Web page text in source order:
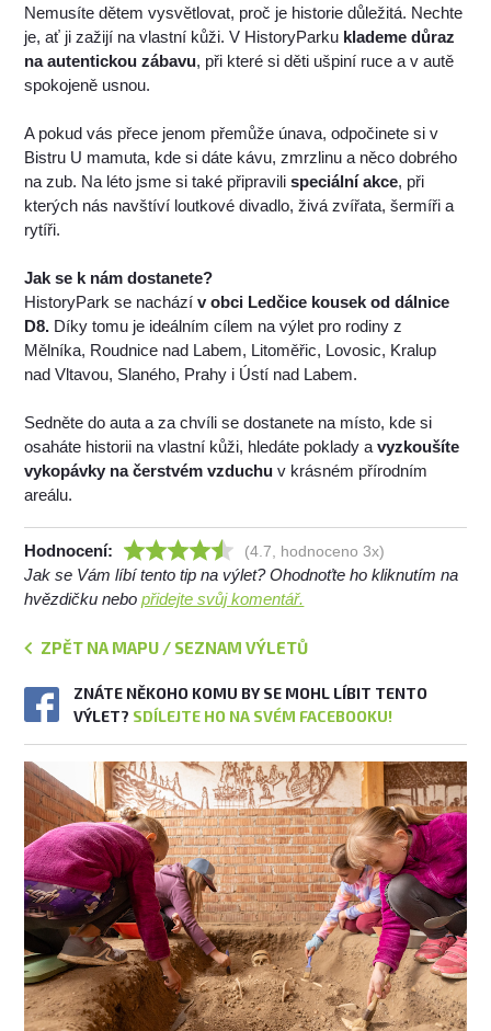
Nemusíte dětem vysvětlovat, proč je historie důležitá. Nechte
je, ať ji zažijí na vlastní kůži. V HistoryParku klademe důraz
na autentickou zábavu, při které si děti ušpiní ruce a v autě
spokojeně usnou.
A pokud vás přece jenom přemůže únava, odpočinete si v
Bistru U mamuta, kde si dáte kávu, zmrzlinu a něco dobrého
na zub. Na léto jsme si také připravilispeciální akce, při
kterých nás navštíví loutkové divadlo, živá zvířata, šermíři a
rytíři.
Jak se k nám dostanete?
HistoryPark se nacházív obci Ledčice kousek od dálnice
D8. Díky tomu je ideálním cílem na výlet pro rodiny z
Mělníka, Roudnice nad Labem, Litoměřic, Lovosic, Kralup
nad Vltavou, Slaného, Prahy i Ústí nad Labem.
Sedněte do auta a za chvíli se dostanete na místo, kde si
osaháte historii na vlastní kůži, hledáte poklady avyzkoušíte
vykopávky na čerstvém vzduchu v krásném přírodním
areálu.
Hodnocení: (4.7, hodnoceno 3x)
Jak se Vám líbí tento tip na výlet? Ohodnoťte ho kliknutím na
hvězdičku nebopřidejte svůj komentář.
ZPĚT NA MAPU / SEZNAM VÝLETŮ
ZNÁTE NĚKOHO KOMU BY SE MOHL LÍBIT TENTO
VÝLET? SDÍLEJTE HO NA SVÉM FACEBOOKU!